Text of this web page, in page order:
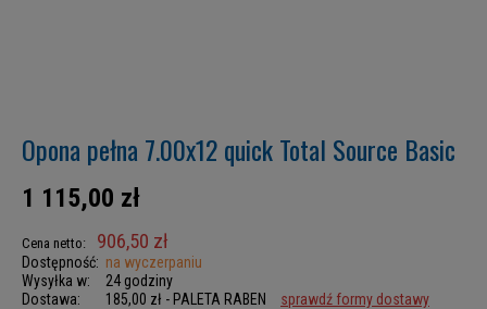
Opona pełna 7.00x12 quick Total Source Basic
1 115,00 zł
Cena netto: 906,50 zł
Dostępność: na wyczerpaniu
Wysyłka w:
24 godziny
Dostawa:
185,00 zł - PALETA RABEN sprawdź formy dostawy